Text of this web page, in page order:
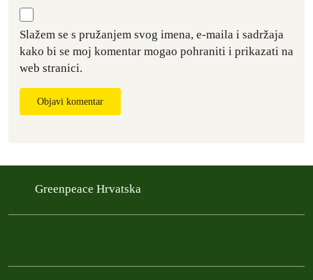
Slažem se s pružanjem svog imena, e-maila i sadržaja
kako bi se moj komentar mogao pohraniti i prikazati na
web stranici.
Objavi komentar
Greenpeace Hrvatska